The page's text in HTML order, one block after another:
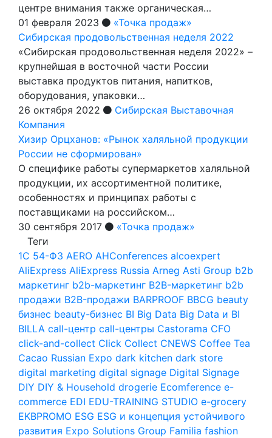
центре внимания также органическая…
01 февраля 2023
«Точка продаж»
Сибирская продовольственная неделя 2022
«Сибирская продовольственная неделя 2022» –
крупнейшая в восточной части России
выставка продуктов питания, напитков,
оборудования, упаковки…
26 октября 2022
Сибирская Выставочная
Компания
Хизир Орцханов: «Рынок халяльной продукции
России не сформирован»
О специфике работы супермаркетов халяльной
продукции, их ассортиментной политике,
особенностях и принципах работы с
поставщиками на российском…
30 сентября 2017
«Точка продаж»
Теги
1С 54-ФЗ AERO AHConferences alcoexpert
AliExpress AliExpress Russia Arneg Asti Group b2b
маркетинг b2b-маркетинг B2B-маркетинг b2b
продажи B2B-продажи BARPROOF BBCG beauty
бизнес beauty-бизнес BI Big Data Big Data и BI
BILLA call-центр call-центры Castorama CFO
click-and-collect Click Collect CNEWS Coffee Tea
Cacao Russian Expo dark kitchen dark store
digital marketing digital signage Digital Signage
DIY DIY & Household drogerie Ecomference e-
commerce EDI EDU-TRAINING STUDIO e-grocery
EKBPROMO ESG ESG и концепция устойчивого
развития Expo Solutions Group Familia fashion